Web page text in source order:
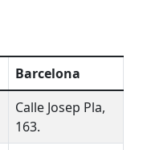
Barcelona
Calle Josep Pla,
163.